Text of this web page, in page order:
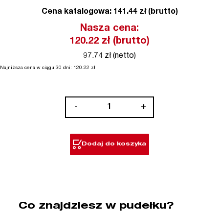
Cena katalogowa: 141.44 zł (brutto)
Nasza cena:
120.22 zł (brutto)
97.74 zł (netto)
Najniższa cena w ciągu 30 dni: 120.22 zł
- +
Dodaj do koszyka
Co znajdziesz w pudełku?